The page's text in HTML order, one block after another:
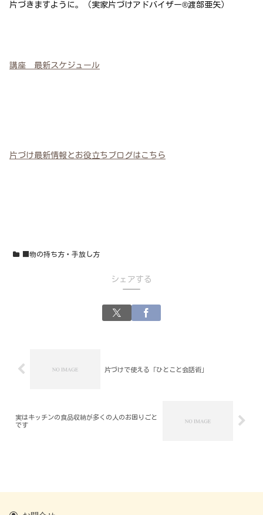
片づきますように。（実家片づけアドバイザー®渡部亜矢）
講座 最新スケジュール
片づけ最新情報とお役立ちブログはこちら
■物の持ち方・手放し方
シェアする
片づけで使える「ひとこと会話術」
実はキッチンの食品収納が多くの人のお困りごと
です